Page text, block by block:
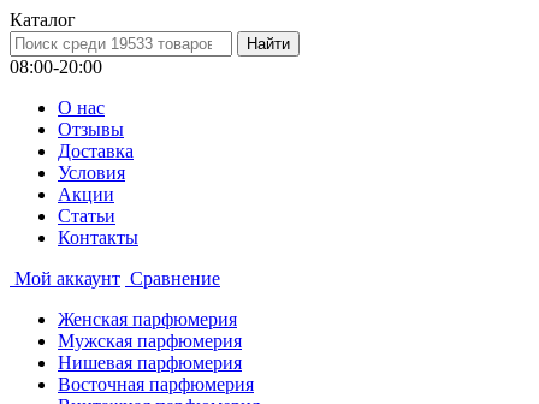
Каталог
08:00-20:00
О нас
Отзывы
Доставка
Условия
Aкции
Статьи
Контакты
Мой аккаунт Сравнение
Женская парфюмерия
Мужская парфюмерия
Нишевая парфюмерия
Восточная парфюмерия